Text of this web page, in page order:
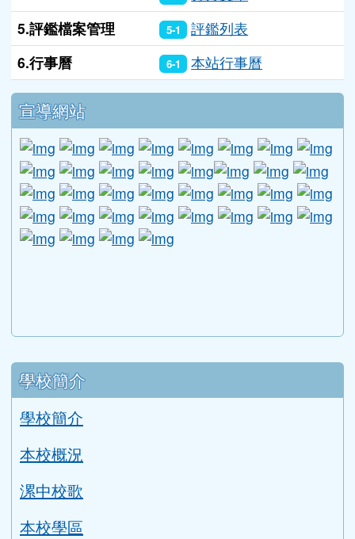
5.評鑑檔案管理
5-1
評鑑列表
6.行事曆
6-1 本站行事曆
下中區域內容
宣導網站
link to http://www.guide.edu.tw/
link to http://www.csptc.gov.tw/ \
link to http://enc.moe.edu.tw/ \
link to https://link to https://link to https://
link to
link to http://edufund.cyut.edu.tw \
link to http://link to https://www.ptskids.tw/ \
link to http://
link to http://link to http://
link to
link to http://1950.tycg.gov.tw/ \
link to http://www.e-quit.org/ \
link to http://www.hpa.gov.tw/
link to http://link to http://goo.gl/
link to http://
link to
link to http://www.2017twccprcescr.tw/
link to http://http://ifi.immigration.gov.tw/
link to https://i.win.org.tw/iWIN/
link to https://
link to http://link to https://
link to https://
link to
link to
link to https://dep.mohw.gov.tw/DOMHAOH/lp-3560-
link to https://dep.mohw.gov.tw/DOMHAOH/cp-
link to http://sgcc.tyc.edu.tw/tycsgcc/ \
link to =\ https://learning.swcb.gov.tw/
link to http://
左邊區域內容
學校簡介
學校簡介
本校概況
漯中校歌
本校學區